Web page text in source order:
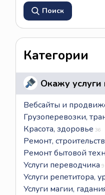
Поиск
Категории
Окажу услуги
Вебсайты и
Грузоперевозки,
Красота, здоровье 36
Ремонт,
Ремонт бытовой
Услуги переводчика 9
Услуги репетитора,
Услуги магии,